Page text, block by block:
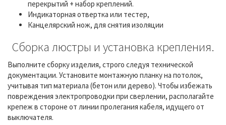
перекрытий + набор креплений.
Индикаторная отвертка или тестер,
Канцелярский нож, для снятия изоляции
Сборка люстры и установка крепления.
Выполните сборку изделия, строго следуя технической
документации. Установите монтажную планку на потолок,
учитывая тип материала (бетон или дерево). Чтобы избежать
повреждения электропроводки при сверлении, располагайте
крепеж в стороне от линии пролегания кабеля, идущего от
выключателя.